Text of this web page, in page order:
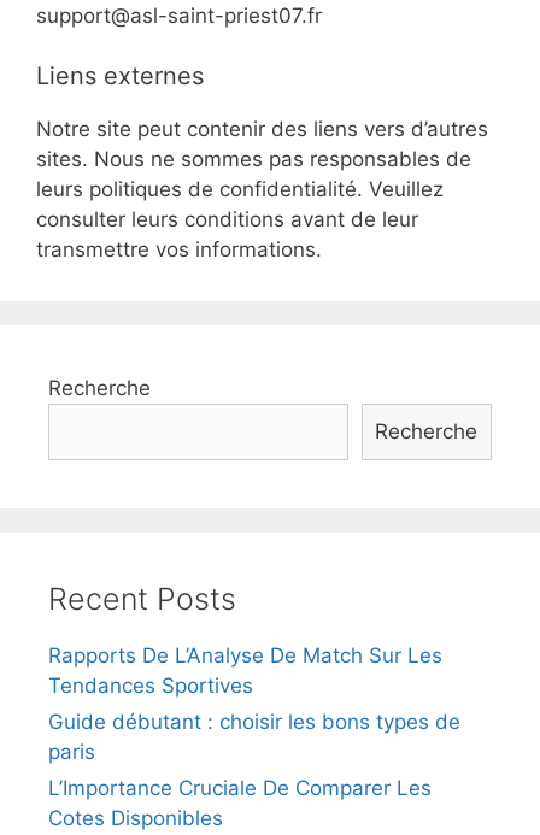
support@asl-saint-priest07.fr
Liens externes
Notre site peut contenir des liens vers d’autres
sites. Nous ne sommes pas responsables de
leurs politiques de confidentialité. Veuillez
consulter leurs conditions avant de leur
transmettre vos informations.
Recherche
Recherche
Recent Posts
Rapports De L’Analyse De Match Sur Les
Tendances Sportives
Guide débutant : choisir les bons types de
paris
L’Importance Cruciale De Comparer Les
Cotes Disponibles